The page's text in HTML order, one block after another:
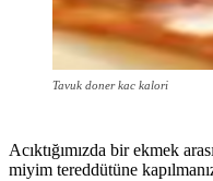
Tavuk doner kac kalori
Acıktığımızda bir ekmek
miyim tereddütüne